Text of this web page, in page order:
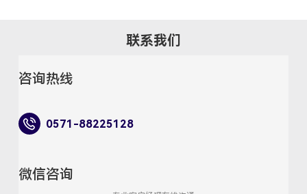
联系我们
咨询热线
0571-88225128
微信咨询